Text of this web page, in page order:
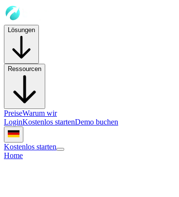
Lösungen
Ressourcen
PreiseWarum wir
LoginKostenlos startenDemo buchen
Kostenlos starten
Home